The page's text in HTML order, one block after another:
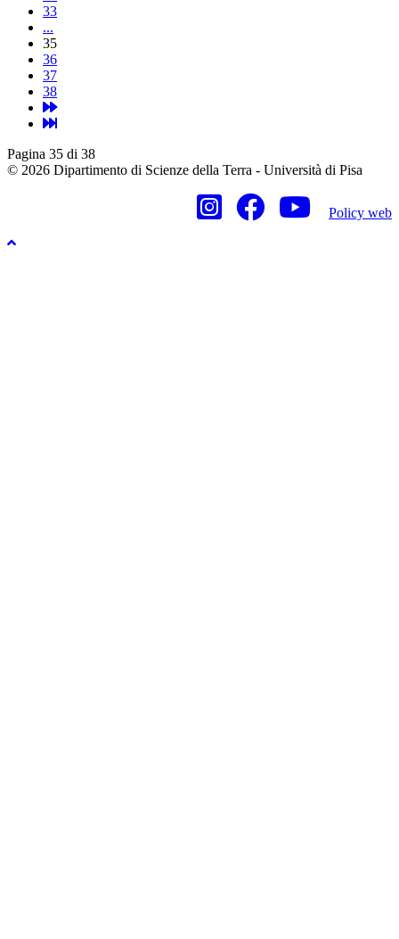
33
...
35
36
37
38
Pagina 35 di 38
© 2026 Dipartimento di Scienze della Terra - Università di Pisa
Policy web